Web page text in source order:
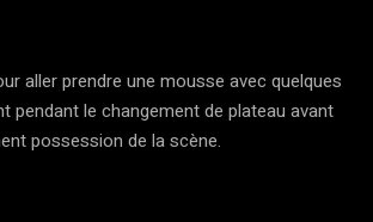
aller prendre une mousse avec quelques
pendant le changement de plateau avant
possession de la scène.